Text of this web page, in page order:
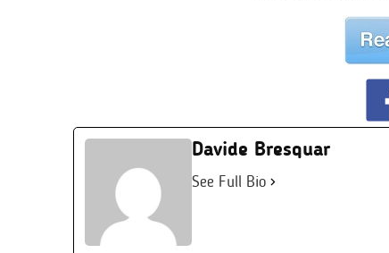
Davide Bresquar
See Full Bio